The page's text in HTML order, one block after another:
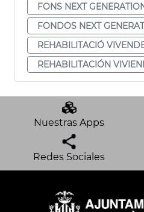
FONS NEXT
FONDOS NEXT
REHABILITACIÓ
REHABILITACIÓN
Nuestras Apps
Redes Sociales